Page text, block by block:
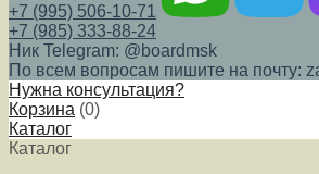
+7 (995) 506-10-71
+7 (985) 333-88-24
Ник Telegram: @boardmsk
По всем вопросам пишите на почту:
Нужна консультация?
Корзина (0)
Каталог
Каталог